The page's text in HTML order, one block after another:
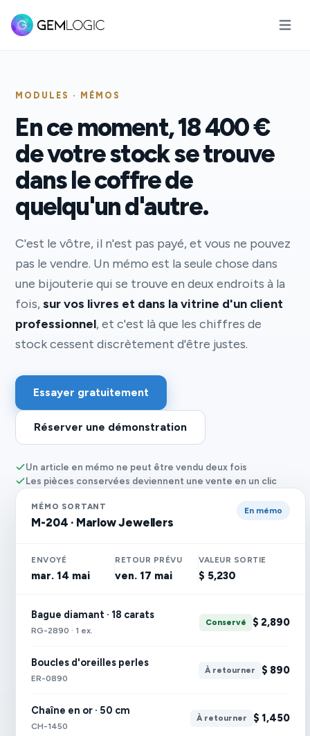
Ouvrir
MODULES · MÉMOS
En ce moment, 18 400 €
de votre stock se trouve
dans le coffre de
quelqu'un d'autre.
C'est le vôtre, il n'est pas payé, et vous ne pouvez
pas le vendre. Un mémo est la seule chose dans
une bijouterie qui se trouve en deux endroits à la
fois,sur vos livres et dans la vitrine d'un client
professionnel, et c'est là que les chiffres de
stock cessent discrètement d'être justes.
Essayer gratuitement
Réserver une démonstration
Un article en mémo ne peut être vendu deux fois
Les pièces conservées deviennent une vente en un clic
MÉMO SORTANT
M-204 · Marlow Jewellers
En mémo
ENVOYÉ
mar. 14 mai
RETOUR PRÉVU
ven. 17 mai
VALEUR SORTIE
$ 5,230
Bague diamant · 18 carats
RG-2890 · 1 ex.
Conservé $ 2,890
Boucles d'oreilles perles
ER-0890
À retourner $ 890
Chaîne en or · 50 cm
CH-1450
À retourner $ 1,450